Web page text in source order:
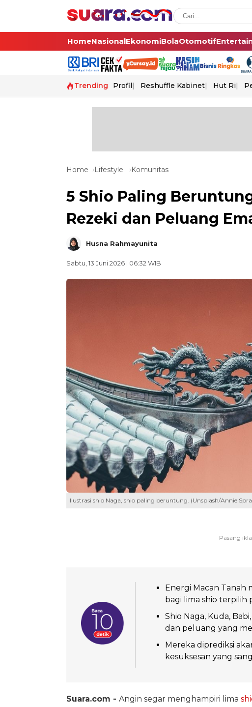
HomeNasionalEkonomiBolaOtomotif
Trending Profil Reshuffle Kabinet Hut Ri
Home Lifestyle Komunitas
5 Shio Paling
Rezeki dan Peluang
Husna Rahmayunita
Sabtu, 13 Juni 2026 | 06:32 WIB
Ilustrasi shio Naga, shio paling beruntung. (Unsplash/Annie
Energi Macan
bagi lima shio terpilih
Shio Naga, Kuda,
dan peluang yang
Mereka diprediksi
kesuksesan yang
Suara.com - Angin segar menghampiri lima